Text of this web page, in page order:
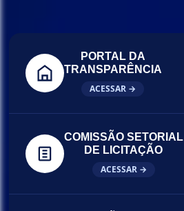
PORTAL DA
TRANSPARÊNCIA
ACESSAR →
COMISSÃO SETORIAL
DE LICITAÇÃO
ACESSAR →